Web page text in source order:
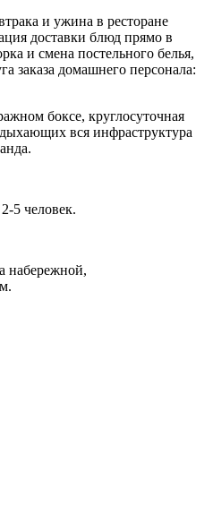
и ужина в ресторане
доставки блюд прямо в
и смена постельного белья,
заказа домашнего персонала:
боксе, круглосуточная
вся инфраструктура
5 человек.
набережной,